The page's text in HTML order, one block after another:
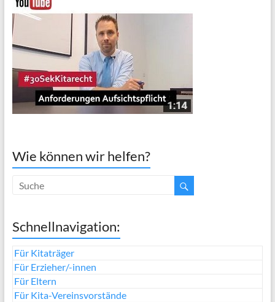
Wie können wir helfen?
Schnellnavigation:
Für Kitaträger
Für Erzieher/-innen
Für Eltern
Für Kita-Vereinsvorstände